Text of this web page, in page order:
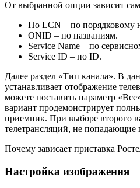
От выбранной опции зависит
По LCN – по порядковому
ONID – по названиям.
Service Name – по
Service ID – по ID.
Далее раздел «Тип канала». В
устанавливает отображение
можете поставить параметр
вариант продемонстрирует
приемник. При выборе второго
телетрансляций, не попадающие
Почему зависает приставка
Настройка изображения